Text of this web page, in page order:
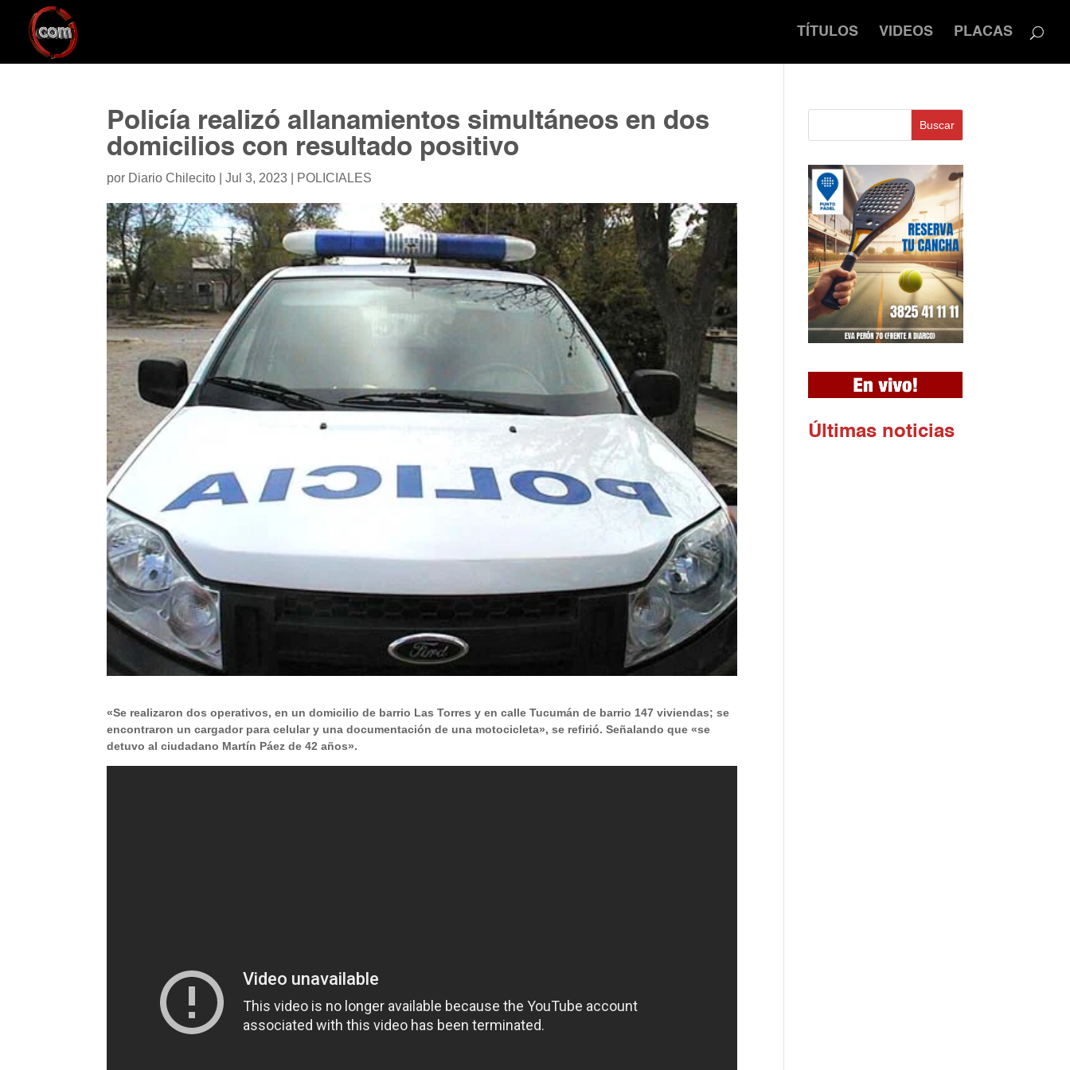
TÍTULOS VIDEOS PLACAS
Policía realizó allanamientos simultáneos en dos
domicilios con resultado positivo
por Diario Chilecito |Jul 3, 2023 POLICIALES
«Se realizaron dos operativos, en un domicilio de barrio Las Torres y en calle Tucumán de barrio 147 viviendas; se
encontraron un cargador para celular y una documentación de una motocicleta», se refirió. Señalando que «se
detuvo al ciudadano Martín Páez de 42 años».
Buscar
Ú ltimas noticias